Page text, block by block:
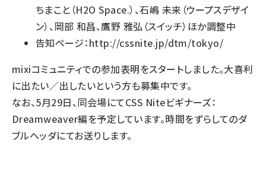
ちまこと（H2O Space.）、石嶋 未来（ウープスデザイ
ン）、岡部 和昌、鷹野 雅弘（スイッチ）ほか調整中
告知ページ：http://cssnite.jp/dtm/tokyo/
mixiコミュニティでの参加表明をスタートしました。大喜利
に出たい／出したいという方も募集中です。
なお、5月29日、同会場にてCSS Niteビギナーズ：
Dreamweaver編を予定しています。時間をずらしてのダ
ブルヘッダにてお送りします。